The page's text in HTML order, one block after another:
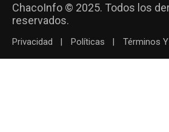
ChacoInfo © 2025. Todos los
reservados.
Privacidad Políticas Términos